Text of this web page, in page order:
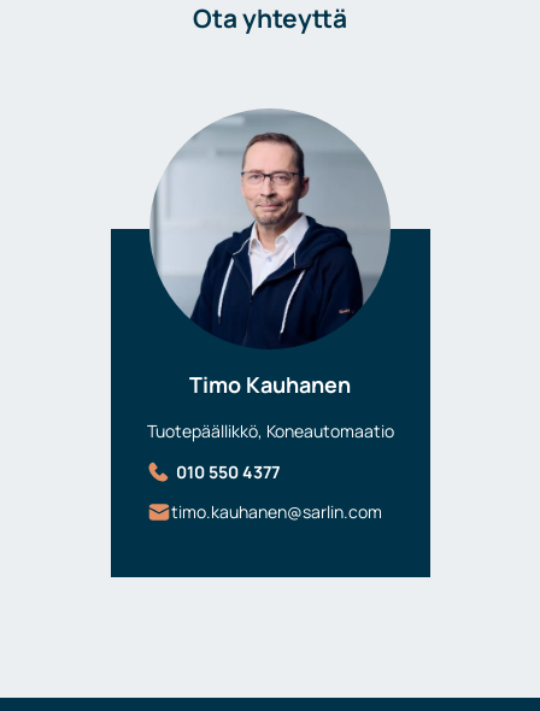
Ota yhteyttä
Timo Kauhanen
Tuotepäällikkö, Koneautomaatio
010 550 4377
timo.kauhanen@sarlin.com